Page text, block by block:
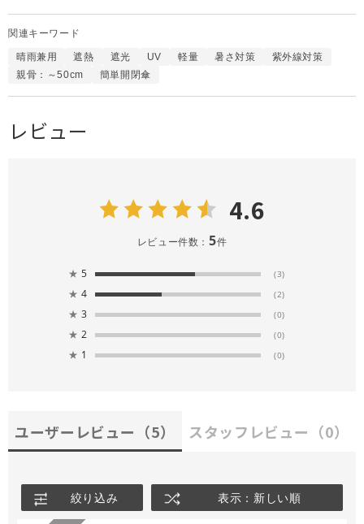
関連キーワード
晴雨兼用 遮熱 遮光 UV 軽量 暑さ対策
紫外線対策
親骨：～50cm
簡単開閉傘
レビュー
4.6
レビュー件数： 5件
★ 5 (3)
★ 4 (2)
★ 3 (0)
★ 2 (0)
★ 1 (0)
ユーザーレビュー （5） スタッフレビュー （0）
絞り込み 表示：新しい順